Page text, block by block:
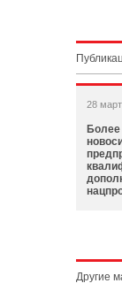
28
Более
Другие